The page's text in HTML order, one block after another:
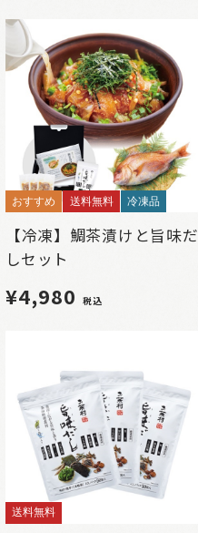
おすすめ 送料無料 冷凍品
【冷凍】鯛茶漬けと旨味だ
しセット
¥4,980 税込
送料無料